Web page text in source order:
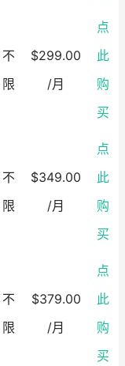
不
限
$299.00
/月
点
此
购
买
不
限
$349.00
/月
点
此
购
买
不
限
$379.00
/月
点
此
购
买